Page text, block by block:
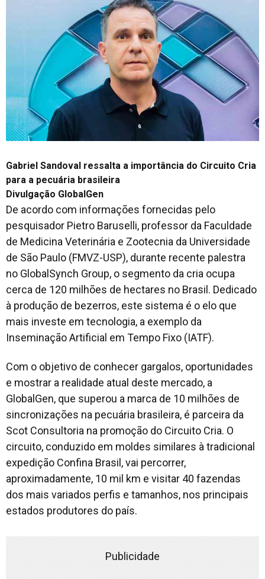
Gabriel Sandoval ressalta a importância do Circuito Cria
para a pecuária brasileira
Divulgação GlobalGen
De acordo com informações fornecidas pelo
pesquisador Pietro Baruselli, professor da Faculdade
de Medicina Veterinária e Zootecnia da Universidade
de São Paulo (FMVZ-USP), durante recente palestra
no GlobalSynch Group, o segmento da cria ocupa
cerca de 120 milhões de hectares no Brasil. Dedicado
à produção de bezerros, este sistema é o elo que
mais investe em tecnologia, a exemplo da
Inseminação Artificial em Tempo Fixo (IATF).
Com o objetivo de conhecer gargalos, oportunidades
e mostrar a realidade atual deste mercado, a
GlobalGen, que superou a marca de 10 milhões de
sincronizações na pecuária brasileira, é parceira da
Scot Consultoria na promoção do Circuito Cria. O
circuito, conduzido em moldes similares à tradicional
expedição Confina Brasil, vai percorrer,
aproximadamente, 10 mil km e visitar 40 fazendas
dos mais variados perfis e tamanhos, nos principais
estados produtores do país.
Publicidade